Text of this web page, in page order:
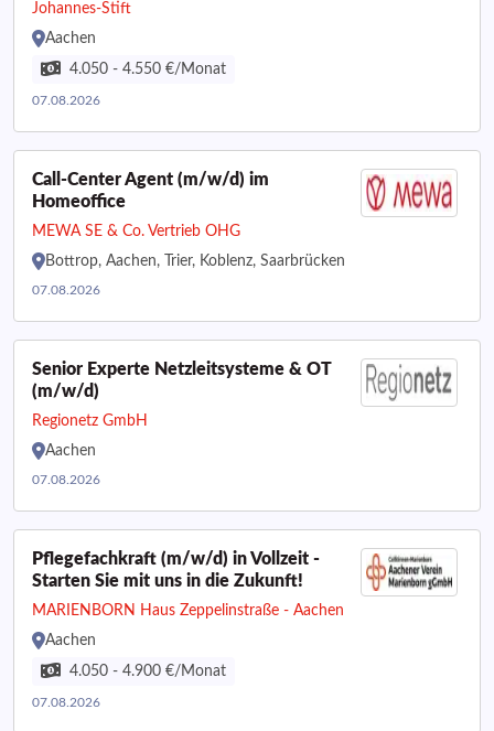
Johannes-Stift
Aachen
4.050 - 4.550 €/Monat
07.08.2026
Call-Center Agent (m/w/d) im
Homeoffice
MEWA SE & Co. Vertrieb OHG
Bottrop, Aachen, Trier, Koblenz, Saarbrücken
07.08.2026
Senior Experte Netzleitsysteme & OT
(m/w/d)
Regionetz GmbH
Aachen
07.08.2026
Pflegefachkraft (m/w/d) in Vollzeit -
Starten Sie mit uns in die Zukunft!
MARIENBORN Haus Zeppelinstraße - Aachen
Aachen
4.050 - 4.900 €/Monat
07.08.2026